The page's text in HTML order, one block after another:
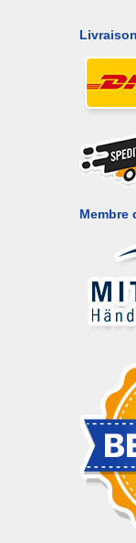
Livraison
Membre